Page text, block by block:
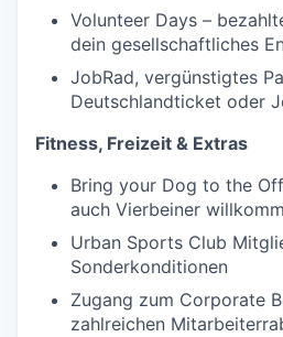
Volunteer Days –
dein gesellschaftliches
JobRad, vergünstigtes
Deutschlandticket oder
Fitness, Freizeit & Extras
Bring your Dog to the
auch Vierbeiner
Urban Sports Club
Sonderkonditionen
Zugang zum Corporate
zahlreichen